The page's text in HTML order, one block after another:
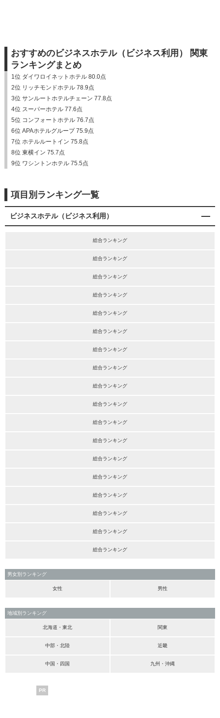
おすすめのビジネスホテル（ビジネス利用） 関東
ランキングまとめ
1位 ダイワロイネットホテル 80.0点
2位 リッチモンドホテル 78.9点
3位 サンルートホテルチェーン 77.8点
4位 スーパーホテル 77.6点
5位 コンフォートホテル 76.7点
6位 APAホテルグループ 75.9点
7位 ホテルルートイン 75.8点
8位 東横イン 75.7点
9位 ワシントンホテル 75.5点
項目別ランキング一覧
ビジネスホテル（ビジネス利用）
総合ランキング
総合ランキング
総合ランキング
総合ランキング
総合ランキング
総合ランキング
総合ランキング
総合ランキング
総合ランキング
総合ランキング
総合ランキング
総合ランキング
総合ランキング
総合ランキング
総合ランキング
総合ランキング
総合ランキング
総合ランキング
男女別ランキング
女性 男性
地域別ランキング
北海道・東北 関東
中部・北陸 近畿
中国・四国 九州・沖縄
PR